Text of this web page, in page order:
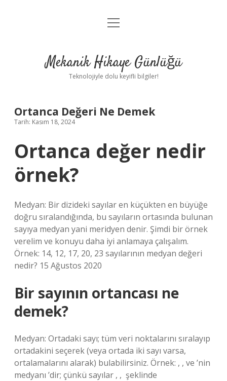
Anasayfa
Yasal Uyarı
menüyü
Mekanik Hikaye Günlüğü
Teknolojiyle dolu keyifli bilgiler!
Ortanca Değeri Ne Demek
Tarih: Kasım 18, 2024
Ortanca değer nedir
örnek?
Medyan: Bir dizideki sayılar en küçükten en büyüğe
doğru sıralandığında, bu sayıların ortasında bulunan
sayıya medyan yani meridyen denir. Şimdi bir örnek
verelim ve konuyu daha iyi anlamaya çalışalım.
Örnek: 14, 12, 17, 20, 23 sayılarının medyan değeri
nedir? 15 Ağustos 2020
Bir sayının ortancası ne
demek?
Medyan: Ortadaki sayı; tüm veri noktalarını sıralayıp
ortadakini seçerek (veya ortada iki sayı varsa,
ortalamalarını alarak) bulabilirsiniz. Örnek: ‍, ‍, ve ‍’nin
medyanı ‍’dir; çünkü sayılar ‍, ‍, ‍ şeklinde